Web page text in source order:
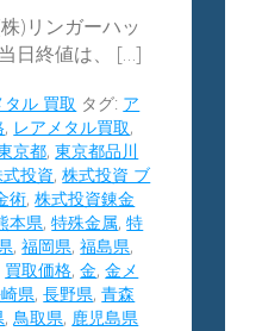
)リンガーハッ
日終値は、 […]
タル 買取 タグ: ア
, レアメタル買取,
京都,東京都品川
投資,株式投資 ブ
術,株式投資錬金
本県,特殊金属,特
,福岡県,福島県,
買取価格,金,金メ
県,長野県,青森
,鳥取県, 鹿児島県